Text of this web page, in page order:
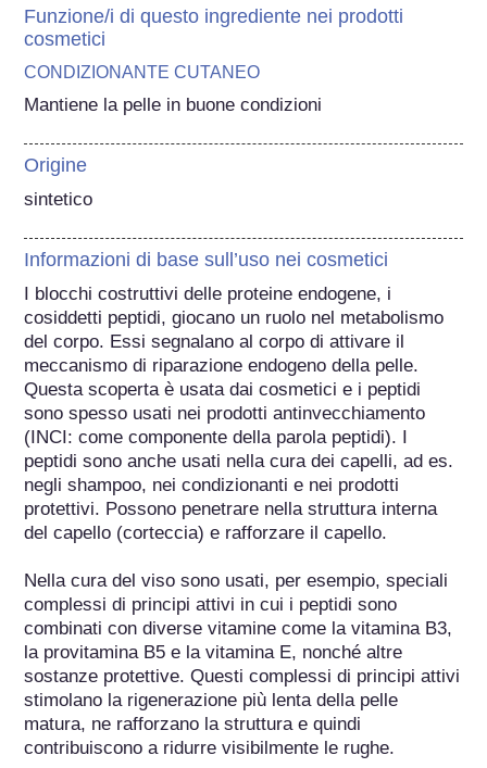
Funzione/i di questo ingrediente nei prodotti
cosmetici
CONDIZIONANTE CUTANEO
Mantiene la pelle in buone condizioni
Origine
sintetico
Informazioni di base sull’uso nei cosmetici
I blocchi costruttivi delle proteine endogene, i
cosiddetti peptidi, giocano un ruolo nel metabolismo
del corpo. Essi segnalano al corpo di attivare il
meccanismo di riparazione endogeno della pelle.
Questa scoperta è usata dai cosmetici e i peptidi
sono spesso usati nei prodotti antinvecchiamento
(INCI: come componente della parola peptidi). I
peptidi sono anche usati nella cura dei capelli, ad es.
negli shampoo, nei condizionanti e nei prodotti
protettivi. Possono penetrare nella struttura interna
del capello (corteccia) e rafforzare il capello.
Nella cura del viso sono usati, per esempio, speciali
complessi di principi attivi in cui i peptidi sono
combinati con diverse vitamine come la vitamina B3,
la provitamina B5 e la vitamina E, nonché altre
sostanze protettive. Questi complessi di principi attivi
stimolano la rigenerazione più lenta della pelle
matura, ne rafforzano la struttura e quindi
contribuiscono a ridurre visibilmente le rughe.